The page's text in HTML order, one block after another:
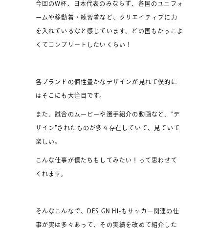
今回のW杯、日本代表のみならず、各国のユニフォ
ームや移動着・練習着など、クリエイティブに力
を入れているなと感じています。どの国もかっこよ
くてコンプリートしたいくらい！
各ブランドの個性豊かなデザインが見れて僕的に
はそこにも大注目です。
また、試合のムービーや選手紹介の動画など、”デ
ザイン”されたものが多々存在していて、見ていて
楽しい。
こんな仕事が僕たちもしてみたい！って思わせて
くれます。
そんなこんなで、DESIGN HI-もサッカー関連の仕
事が実は多々あって、その実績を改めて紹介した